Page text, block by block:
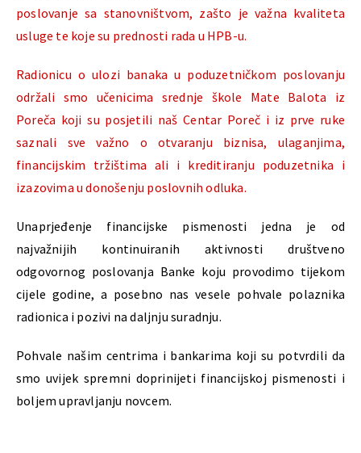
poslovanje sa stanovništvom, zašto je važna kvaliteta
usluge te koje su prednosti rada u HPB-u.
Radionicu o ulozi banaka u poduzetničkom poslovanju
održali smo učenicima srednje škole Mate Balota iz
Poreča koji su posjetili naš Centar Poreč i iz prve ruke
saznali sve važno o otvaranju biznisa, ulaganjima,
financijskim tržištima ali i kreditiranju poduzetnika i
izazovima u donošenju poslovnih odluka.
Unaprjeđenje financijske pismenosti jedna je od
najvažnijih kontinuiranih aktivnosti društveno
odgovornog poslovanja Banke koju provodimo tijekom
cijele godine, a posebno nas vesele pohvale polaznika
radionica i pozivi na daljnju suradnju.
Pohvale našim centrima i bankarima koji su potvrdili da
smo uvijek spremni doprinijeti financijskoj pismenosti i
boljem upravljanju novcem.